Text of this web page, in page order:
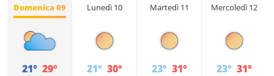
Domenica 09
21° 29°
Lunedì 10
21° 30°
Martedì 11
23° 31°
Mercoledì 12
23° 31°